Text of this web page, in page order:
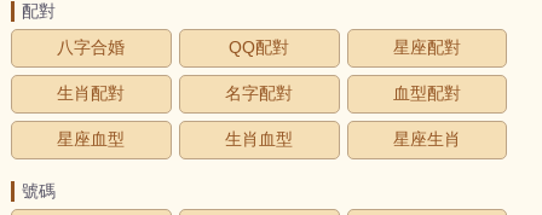
配對
八字合婚
QQ配對 星座配對
生肖配對 名字配對 血型配對
星座血型 生肖血型 星座生肖
號碼